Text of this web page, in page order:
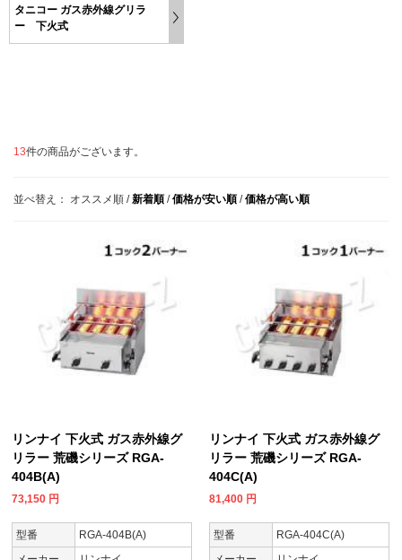
タニコー ガス赤外線グリラ
ー 下火式
13件の商品がございます。
並べ替え： オススメ順 /新着順 /価格が安い順 /価格が高い順
リンナイ 下火式 ガス赤外線グ
リラー 荒磯シリーズ RGA-
404B(A)
73,150 円
型番
RGA-404B(A)
リンナイ 下火式 ガス赤外線グ
リラー 荒磯シリーズ RGA-
404C(A)
81,400 円
型番
RGA-404C(A)